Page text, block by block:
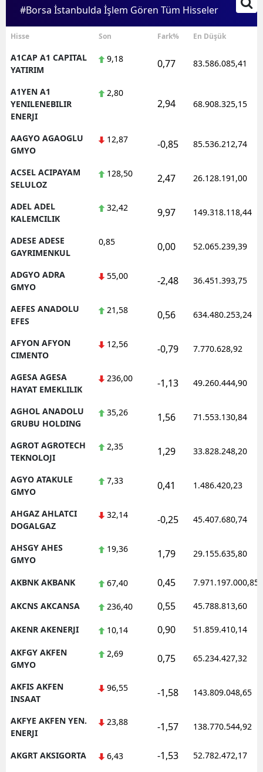
#Borsa İstanbulda İşlem Gören Tüm Hisseler
Hisse Son Fark% En Düşük
A1CAP A1 CAPITAL
YATIRIM
9,18 0,77 83.586.085,41
A1YEN A1
YENILENEBILIR
ENERJI
2,80
2,94 68.908.325,15
AAGYO AGAOGLU
GMYO
12,87 -0,85 85.536.212,74
ACSEL ACIPAYAM
SELULOZ
128,50 2,47 26.128.191,00
ADEL ADEL
KALEMCILIK
32,42 9,97 149.318.118,44
ADESE ADESE
GAYRIMENKUL
0,85 0,00 52.065.239,39
ADGYO ADRA
GMYO
55,00 -2,48 36.451.393,75
AEFES ANADOLU
EFES
21,58 0,56 634.480.253,24
AFYON AFYON
CIMENTO
12,56 -0,79 7.770.628,92
AGESA AGESA
HAYAT EMEKLILIK
236,00 -1,13 49.260.444,90
AGHOL ANADOLU
GRUBU HOLDING
35,26 1,56 71.553.130,84
AGROT AGROTECH
TEKNOLOJI
2,35 1,29 33.828.248,20
AGYO ATAKULE
GMYO
7,33 0,41 1.486.420,23
AHGAZ AHLATCI
DOGALGAZ
32,14 -0,25 45.407.680,74
AHSGY AHES
GMYO
19,36 1,79 29.155.635,80
AKBNK AKBANK 67,40 0,45 7.971.197.000,85
AKCNS AKCANSA 236,40 0,55 45.788.813,60
AKENR AKENERJI 10,14 0,90 51.859.410,14
AKFGY AKFEN
GMYO
2,69 0,75 65.234.427,32
AKFIS AKFEN
INSAAT
96,55 -1,58 143.809.048,65
AKFYE AKFEN YEN.
ENERJI
23,88 -1,57 138.770.544,92
AKGRT AKSIGORTA 6,43 -1,53 52.782.472,17